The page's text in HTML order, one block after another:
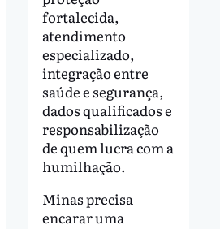
fortalecida,
atendimento
especializado,
integração entre
saúde e segurança,
dados qualificados e
responsabilização
de quem lucra com a
humilhação.
Minas precisa
encarar uma